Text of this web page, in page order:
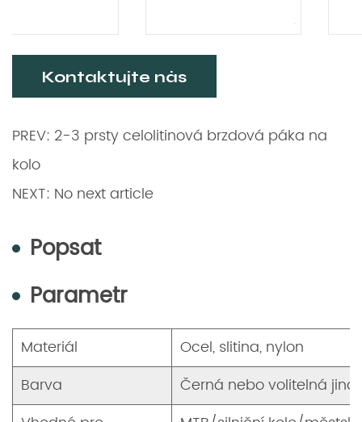
Kontaktujte nás
PREV: 2-3 prsty celolitinová brzdová páka na
kolo
NEXT: No next article
Popsat
Parametr
Materiál
Ocel, slitina, nylon
Barva
Černá nebo volitelná